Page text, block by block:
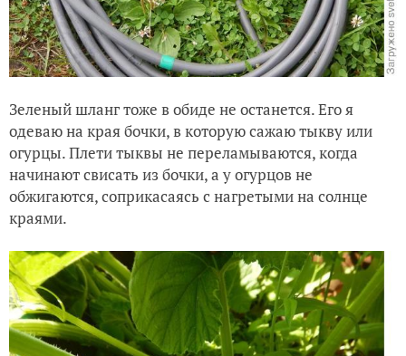
Зеленый шланг тоже в обиде не останется. Его я
одеваю на края бочки, в которую сажаю тыкву или
огурцы. Плети тыквы не переламываются, когда
начинают свисать из бочки, а у огурцов не
обжигаются, соприкасаясь с нагретыми на солнце
краями.